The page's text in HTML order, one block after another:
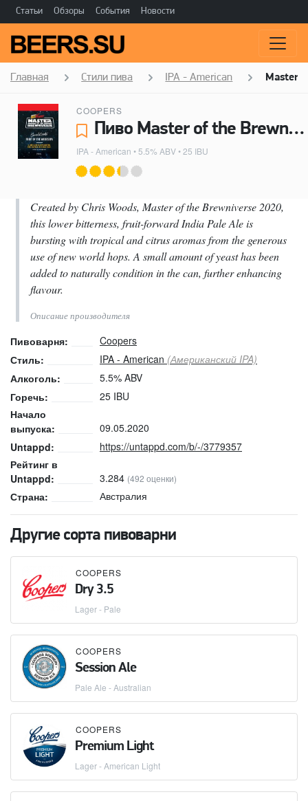
Статьи Обзоры События Новости
Главная Стили пива IPA - American Master
COOPERS
Пиво Master of the Brewniverse - Coopers
IPA - American • 5.5% ABV • 25 IBU
Created by Chris Woods, Master of the Brewniverse 2020,
this lower bitterness, fruit-forward India Pale Ale is
bursting with tropical and citrus aromas from the generous
use of new world hops. A small amount of yeast has been
added to naturally condition in the can, further enhancing
flavour.
Описание производителя
Пивоварня:
Coopers
Стиль:
IPA - American (Американский IPA)
Алкоголь:
5.5% ABV
Горечь:
25 IBU
Начало
выпуска:
09.05.2020
Untappd:
https://untappd.com/b/-/3779357
Рейтинг в
Untappd:
3.284 (492 оценки)
Страна: Австралия
Другие сорта пивоварни
COOPERS
Dry 3.5
Lager - Pale
COOPERS
Session Ale
Pale Ale - Australian
COOPERS
Premium Light
Lager - American Light